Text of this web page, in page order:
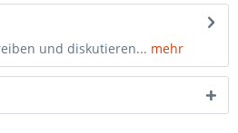
und diskutieren... mehr